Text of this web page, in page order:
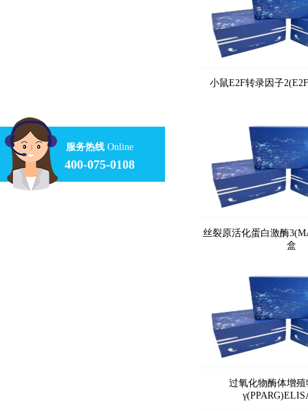
小鼠E2F转录因子
丝裂原活化蛋白激酶
盒
过氧化物酶体增
服务热线 Online
400-075-0108